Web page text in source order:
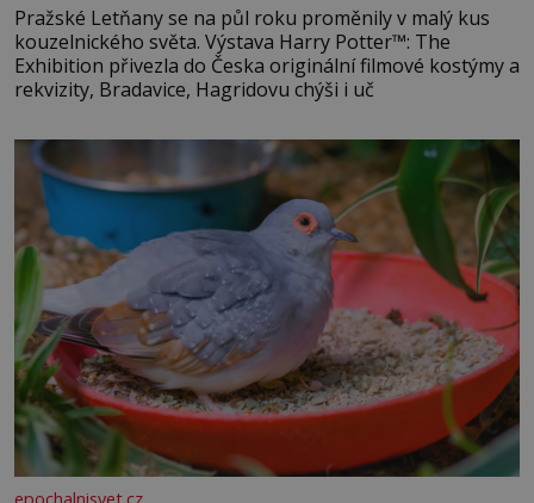
Pražské Letňany se na půl roku proměnily v malý kus
kouzelnického světa. Výstava Harry Potter™: The
Exhibition přivezla do Česka originální filmové kostýmy a
rekvizity, Bradavice, Hagridovu chýši i uč